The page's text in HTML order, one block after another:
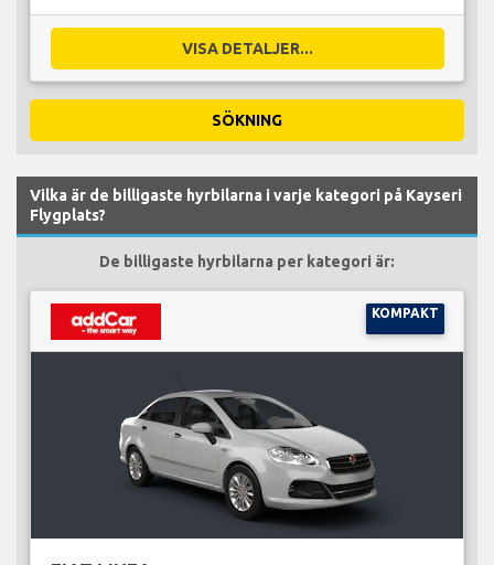
VISA DETALJER...
SÖKNING
Vilka är de billigaste hyrbilarna i varje kategori på Kayseri
Flygplats?
De billigaste hyrbilarna per kategori är:
KOMPAKT